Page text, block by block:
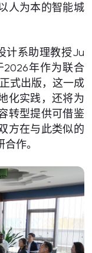
人为本的智能城
计系助理教授Ju
2026年作为联合
式出版，这一成
化实践，还将为
转型提供可借鉴
方在与此类似的
作。